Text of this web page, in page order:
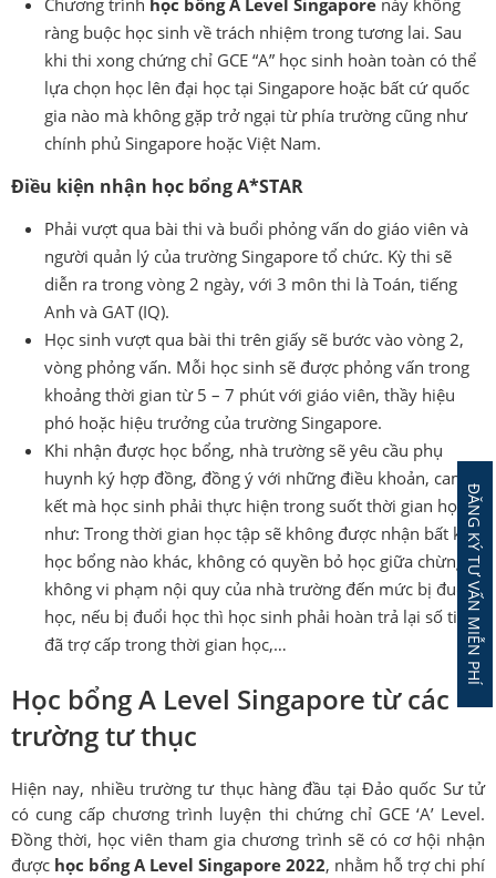
Chương trình học bổng A Level Singapore này không
ràng buộc học sinh về trách nhiệm trong tương lai. Sau
khi thi xong chứng chỉ GCE “A” học sinh hoàn toàn có thể
lựa chọn học lên đại học tại Singapore hoặc bất cứ quốc
gia nào mà không gặp trở ngại từ phía trường cũng như
chính phủ Singapore hoặc Việt Nam.
Điều kiện nhận học bổng A*STAR
Phải vượt qua bài thi và buổi phỏng vấn do giáo viên và
người quản lý của trường Singapore tổ chức. Kỳ thi sẽ
diễn ra trong vòng 2 ngày, với 3 môn thi là Toán, tiếng
Anh và GAT (IQ).
Học sinh vượt qua bài thi trên giấy sẽ bước vào vòng 2,
vòng phỏng vấn. Mỗi học sinh sẽ được phỏng vấn trong
khoảng thời gian từ 5 – 7 phút với giáo viên, thầy hiệu
phó hoặc hiệu trưởng của trường Singapore.
Khi nhận được học bổng, nhà trường sẽ yêu cầu phụ
huynh ký hợp đồng, đồng ý với những điều khoản, cam
kết mà học sinh phải thực hiện trong suốt thời gian học
như: Trong thời gian học tập sẽ không được nhận bất kỳ
học bổng nào khác, không có quyền bỏ học giữa chừng,
không vi phạm nội quy của nhà trường đến mức bị đuổi
học, nếu bị đuổi học thì học sinh phải hoàn trả lại số tiền
đã trợ cấp trong thời gian học,…
Học bổng A Level Singapore từ các
trường tư thục
Hiện nay, nhiều trường tư thục hàng đầu tại Đảo quốc Sư tử
có cung cấp chương trình luyện thi chứng chỉ GCE ‘A’ Level.
Đồng thời, học viên tham gia chương trình sẽ có cơ hội nhận
được học bổng A Level Singapore 2022, nhằm hỗ trợ chi phí
ĐĂNG KÝ TƯ VẤN MIỄN PHÍ